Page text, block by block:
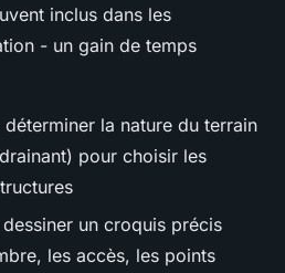
inclus dans les
- un gain de temps
déterminer la nature du terrain
pour choisir les
dessiner un croquis précis
les accès, les points